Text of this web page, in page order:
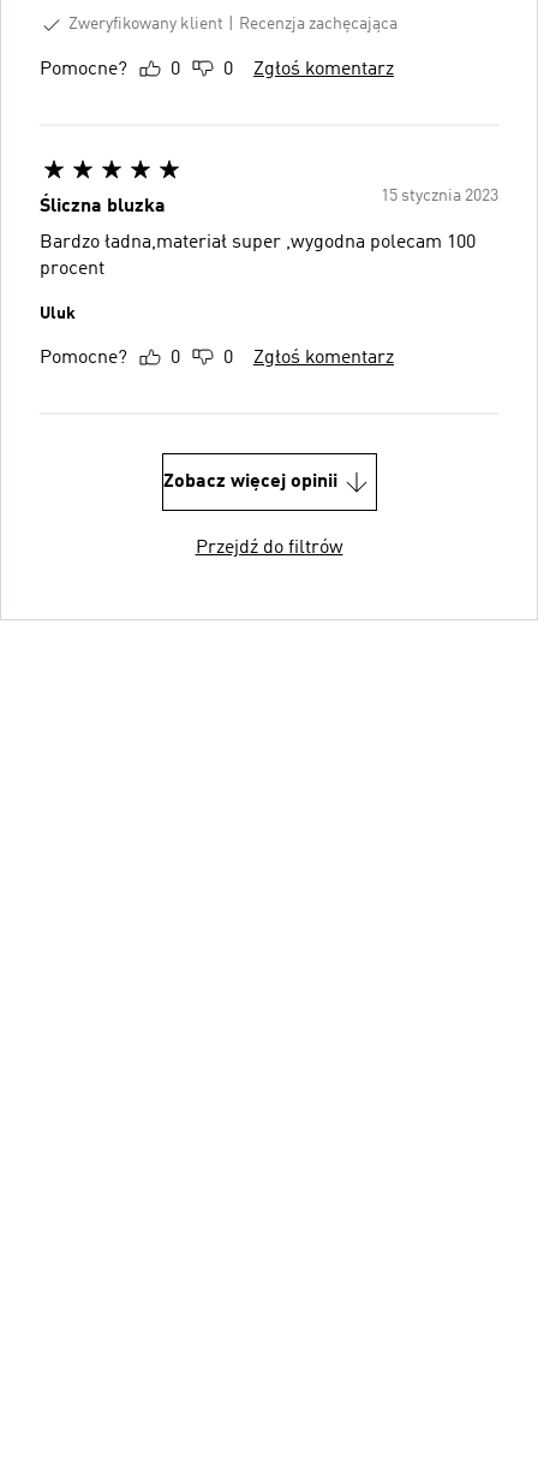
Zweryfikowany klient
Recenzja zachęcająca
Pomocne? 0 0 Zgłoś komentarz
15 stycznia 2023
Śliczna bluzka
Bardzo ładna,materiał super ,wygodna polecam 100
procent
Uluk
Pomocne? 0 0 Zgłoś komentarz
Zobacz więcej opinii
Przejdź do filtrów